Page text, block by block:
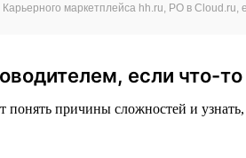
маркетплейса hh.ru, PO в Cloud.ru,
если что-
понять причины сложностей и